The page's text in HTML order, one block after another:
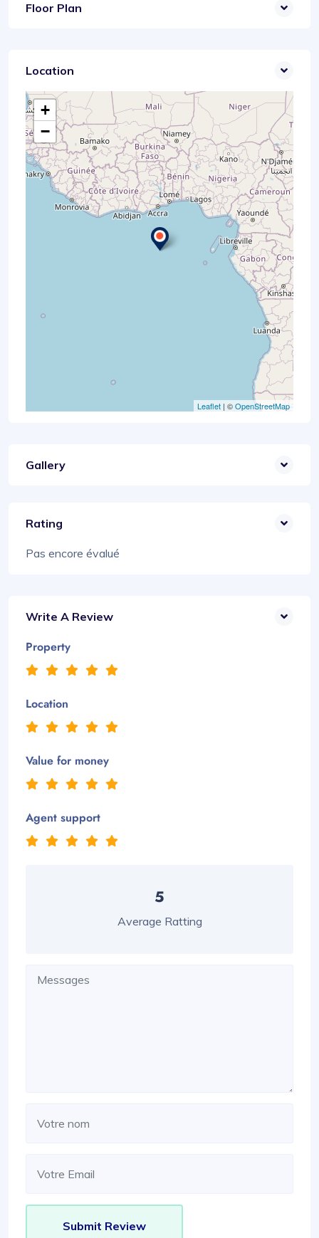
Floor Plan
Location
+
−
Leaflet | ©OpenStreetMap
Gallery
Rating
Pas encore évalué
Write A Review
Property
Location
Value for money
Agent support
5
Average Ratting